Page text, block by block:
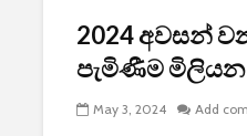
2024 අවසන්
පැමිණීම
May 3, 2024 Add